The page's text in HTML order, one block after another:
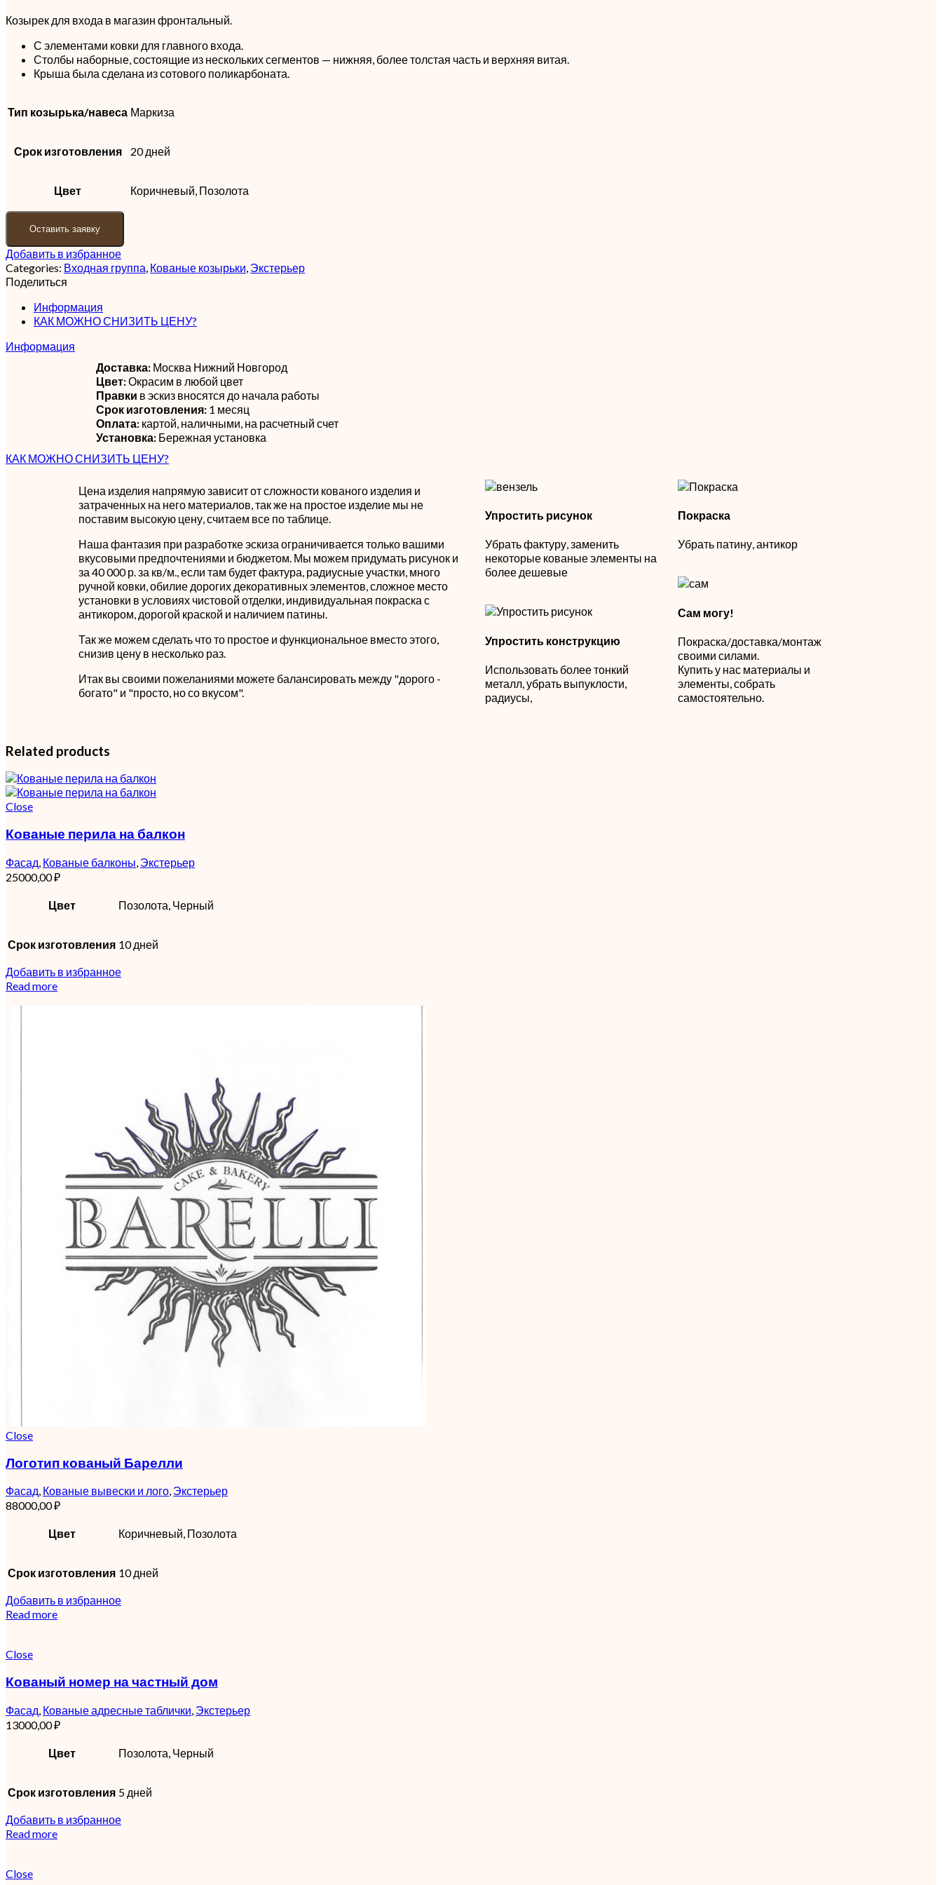
Козырек для входа в магазин фронтальный.
С элементами ковки для главного входа.
Столбы наборные, состоящие из нескольких сегментов — нижняя, более толстая часть и верхняя витая.
Крыша была сделана из сотового поликарбоната.
Тип козырька/навеса Маркиза
Срок изготовления 20 дней
Цвет Коричневый, Позолота
Оставить заявку
Добавить в избранное
Categories: Входная группа, Кованые козырьки, Экстерьер
Поделиться
Информация
КАК МОЖНО СНИЗИТЬ ЦЕНУ?
Информация
Доставка: Москва Нижний Новгород
Цвет:Окрасим в любой цвет
Правки в эскиз вносятся до начала работы
Срок изготовления: 1 месяц
Оплата: картой, наличными, на расчетный счет
Установка: Бережная установка
КАК МОЖНО СНИЗИТЬ ЦЕНУ?
Цена изделия напрямую зависит от сложности кованого изделия и
затраченных на него материалов, так же на простое изделие мы не
поставим высокую цену, считаем все по таблице.
Наша фантазия при разработке эскиза ограничивается только вашими
вкусовыми предпочтениями и бюджетом. Мы можем придумать рисунок и
за 40 000 р. за кв/м., если там будет фактура, радиусные участки, много
ручной ковки, обилие дорогих декоративных элементов, сложное место
установки в условиях чистовой отделки, индивидуальная покраска с
антикором, дорогой краской и наличием патины.
Так же можем сделать что то простое и функциональное вместо этого,
снизив цену в несколько раз.
Итак вы своими пожеланиями можете балансировать между "дорого -
богато" и "просто, но со вкусом".
Упростить рисунок
Убрать фактуру, заменить
некоторые кованые элементы на
более дешевые
Упростить конструкцию
Использовать более тонкий
металл, убрать выпуклости,
радиусы,
Покраска
Убрать патину, антикор
Сам могу!
Покраска/доставка/монтаж
своими силами.
Купить у нас материалы и
элементы, собрать
самостоятельно.
Related products
Close
Кованые перила на балкон
Фасад, Кованые балконы, Экстерьер
25000,00₽
Цвет Позолота, Черный
Срок изготовления 10 дней
Добавить в избранное
Read more
Close
Логотип кованый Барелли
Фасад, Кованые вывески и лого, Экстерьер
88000,00₽
Цвет Коричневый, Позолота
Срок изготовления 10 дней
Добавить в избранное
Read more
Close
Кованый номер на частный дом
Фасад Кованые адресные таблички Экстерьер
13000,00₽
Цвет Позолота, Черный
Срок изготовления 5 дней
Добавить в избранное
Read more
Close